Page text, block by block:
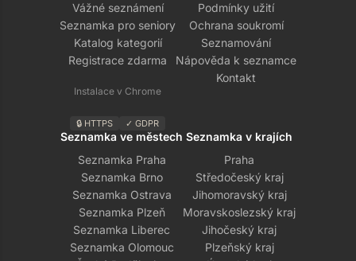
Vážné seznámení
Seznamka pro seniory
Katalog kategorií
Registrace zdarma
Instalace v Chrome
🔒 HTTPS ✓ GDPR
Podmínky užití
Ochrana soukromí
Seznamování
Nápověda k seznamce
Kontakt
Seznamka ve městech
Seznamka Praha
Seznamka Brno
Seznamka Ostrava
Seznamka Plzeň
Seznamka Liberec
Seznamka Olomouc
Seznamka v krajích
Praha
Středočeský kraj
Jihomoravský kraj
Moravskoslezský kraj
Jihočeský kraj
Plzeňský kraj